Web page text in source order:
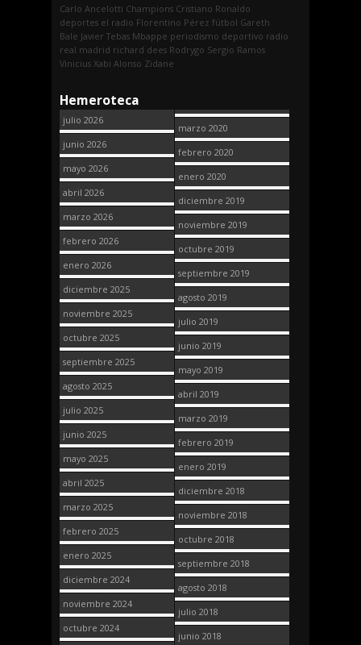
Carlo Ancelotti Champions Cristiano Ronaldo
deportes el radio Florentino Pérez fútbol Gareth
Bale Javier Tebas Mbappe periodismo deportivo radio
real madrid richard dees Rodrygo Sergio Ramos
Vinicius Xabi Alonso Zidane
Hemeroteca
julio 2026
junio 2026
mayo 2026
abril 2026
marzo 2026
febrero 2026
enero 2026
diciembre 2025
noviembre 2025
octubre 2025
septiembre 2025
agosto 2025
julio 2025
junio 2025
mayo 2025
abril 2025
marzo 2025
febrero 2025
enero 2025
diciembre 2024
noviembre 2024
octubre 2024
marzo 2020
febrero 2020
enero 2020
diciembre 2019
noviembre 2019
octubre 2019
septiembre 2019
agosto 2019
julio 2019
junio 2019
mayo 2019
abril 2019
marzo 2019
febrero 2019
enero 2019
diciembre 2018
noviembre 2018
octubre 2018
septiembre 2018
agosto 2018
julio 2018
junio 2018